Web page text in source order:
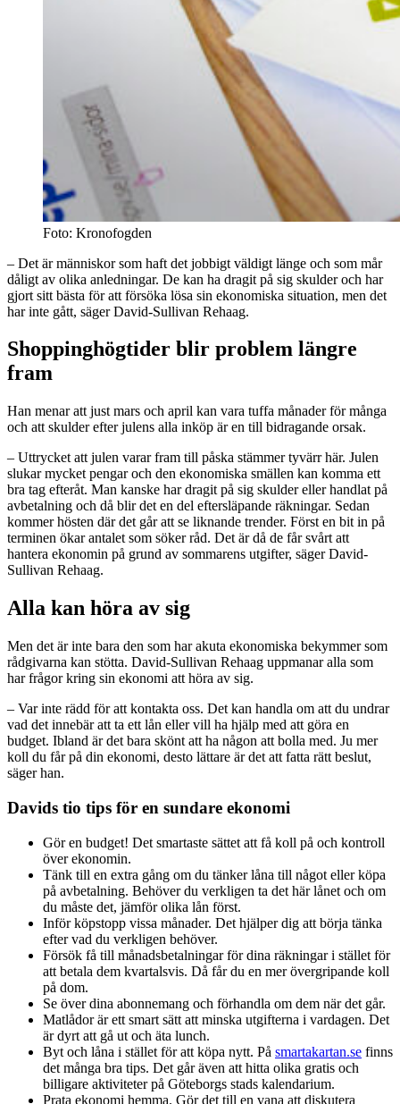
Foto: Kronofogden
– Det är människor som haft det jobbigt väldigt länge och som mår
dåligt av olika anledningar. De kan ha dragit på sig skulder och har
gjort sitt bästa för att försöka lösa sin ekonomiska situation, men det
har inte gått, säger David-Sullivan Rehaag.
Shoppinghögtider blir problem längre
fram
Han menar att just mars och april kan vara tuffa månader för många
och att skulder efter julens alla inköp är en till bidragande orsak.
– Uttrycket att julen varar fram till påska stämmer tyvärr här. Julen
slukar mycket pengar och den ekonomiska smällen kan komma ett
bra tag efteråt. Man kanske har dragit på sig skulder eller handlat på
avbetalning och då blir det en del eftersläpande räkningar. Sedan
kommer hösten där det går att se liknande trender. Först en bit in på
terminen ökar antalet som söker råd. Det är då de får svårt att
hantera ekonomin på grund av sommarens utgifter, säger David-
Sullivan Rehaag.
Alla kan höra av sig
Men det är inte bara den som har akuta ekonomiska bekymmer som
rådgivarna kan stötta. David-Sullivan Rehaag uppmanar alla som
har frågor kring sin ekonomi att höra av sig.
– Var inte rädd för att kontakta oss. Det kan handla om att du undrar
vad det innebär att ta ett lån eller vill ha hjälp med att göra en
budget. Ibland är det bara skönt att ha någon att bolla med. Ju mer
koll du får på din ekonomi, desto lättare är det att fatta rätt beslut,
säger han.
Davids tio tips för en sundare ekonomi
Gör en budget! Det smartaste sättet att få koll på och kontroll
över ekonomin.
Tänk till en extra gång om du tänker låna till något eller köpa
på avbetalning. Behöver du verkligen ta det här lånet och om
du måste det, jämför olika lån först.
Inför köpstopp vissa månader. Det hjälper dig att börja tänka
efter vad du verkligen behöver.
Försök få till månadsbetalningar för dina räkningar i stället för
att betala dem kvartalsvis. Då får du en mer övergripande koll
på dom.
Se över dina abonnemang och förhandla om dem när det går.
Matlådor är ett smart sätt att minska utgifterna i vardagen. Det
är dyrt att gå ut och äta lunch.
Byt och låna i stället för att köpa nytt. På smartakartan.se finns
det många bra tips. Det går även att hitta olika gratis och
billigare aktiviteter på Göteborgs stads kalendarium.
Prata ekonomi hemma. Gör det till en vana att diskutera